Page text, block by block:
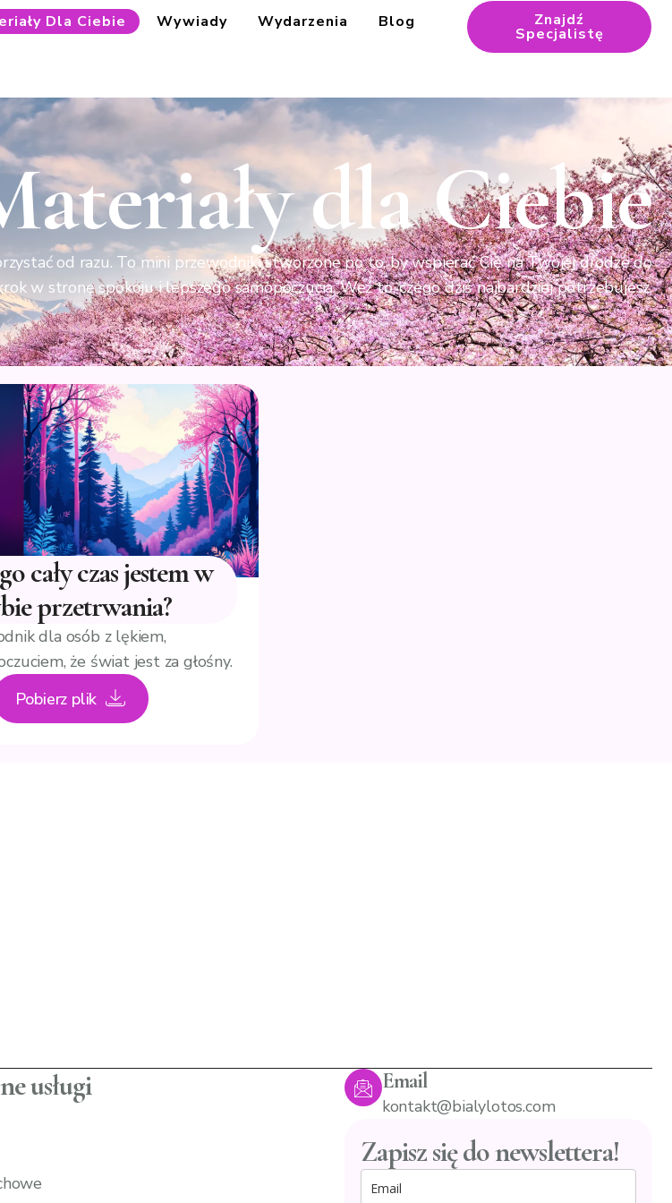
Dla Ciebie Wywiady Wydarzenia Blog Znajdź
Specjalistę
dla Ciebie
od razu. To mini przewodniki stworzone po to, by wspierać Cię na Twojej drodze do
w stronę spokoju i lepszego samopoczucia. Weź to, czego dziś najbardziej potrzebujesz.
cały czas jestem w
przetrwania?
dla osób z lękiem,
że świat jest za głośny.
Pobierz plik
usługi Email
kontakt@bialylotos.com
Zapisz się do newslettera!